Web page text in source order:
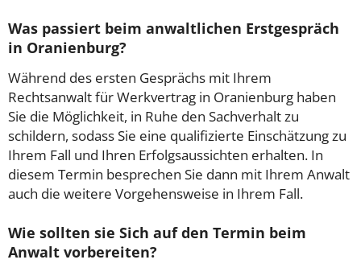
Was passiert beim anwaltlichen Erstgespräch
in Oranienburg?
Während des ersten Gesprächs mit Ihrem
Rechtsanwalt für Werkvertrag in Oranienburg haben
Sie die Möglichkeit, in Ruhe den Sachverhalt zu
schildern, sodass Sie eine qualifizierte Einschätzung zu
Ihrem Fall und Ihren Erfolgsaussichten erhalten. In
diesem Termin besprechen Sie dann mit Ihrem Anwalt
auch die weitere Vorgehensweise in Ihrem Fall.
Wie sollten sie Sich auf den Termin beim
Anwalt vorbereiten?